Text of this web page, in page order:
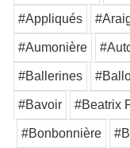
#Appliqués
#Aumonière
#Ballerines
#Bavoir #Beatrix
#Bonbonnière